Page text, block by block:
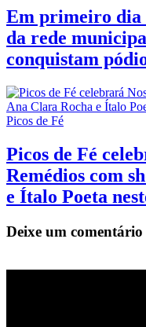
Em primeiro dia
da rede
conquistam
Picos de Fé
Picos de Fé
Remédios com
e Ítalo Poeta
Deixe um comentário